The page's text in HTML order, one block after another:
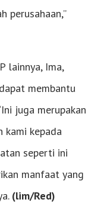
perusahaan,”
lainnya, Ima,
membantu
juga merupakan
kami kepada
seperti ini
manfaat yang
(lim/Red)